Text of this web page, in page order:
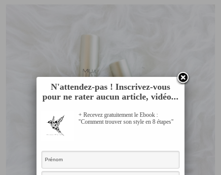
N'attendez-pas ! Inscrivez-vous
pour ne rater aucun article, vidéo...
+ Recevez gratuitement le Ebook :
"Comment trouver son style en 8 étapes"